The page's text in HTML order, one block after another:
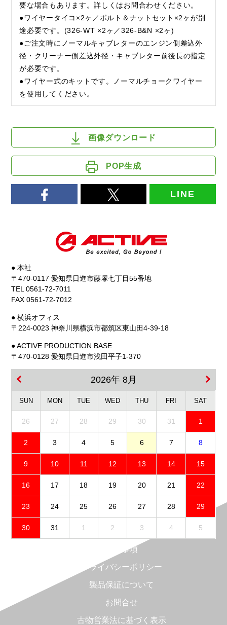
要な場合もあります。詳しくはお問合わせください。
●ワイヤータイコ×2ヶ／ボルト＆ナットセット×2ヶが別
途必要です。(326-WT ×2ヶ／326-B&N ×2ヶ)
●ご注文時にノーマルキャブレターのエンジン側差込外
径・クリーナー側差込外径・キャブレター前後長の指定
が必要です。
●ワイヤー式のキットです。ノーマルチョークワイヤー
を使用してください。
画像ダウンロード
POP生成
LINE
● 本社
〒470-0117 愛知県日進市藤塚七丁目55番地
TEL 0561-72-7011
FAX 0561-72-7012
● 横浜オフィス
〒224-0023 神奈川県横浜市都筑区東山田4-39-18
● ACTIVE PRODUCTION BASE
〒470-0128 愛知県日進市浅田平子1-370
2026年 8月
SUN MON TUE WED THU FRI SAT
26 27 28 29 30 31 1
2 3 4 5 6 7 8
9 10 11 12 13 14 15
16 17 18 19 20 21 22
23 24 25 26 27 28 29
30 31 1 2 3 4 5
免責事項
プライバシーポリシー
製品保証について
お問合せ
古物営業法に基づく表示